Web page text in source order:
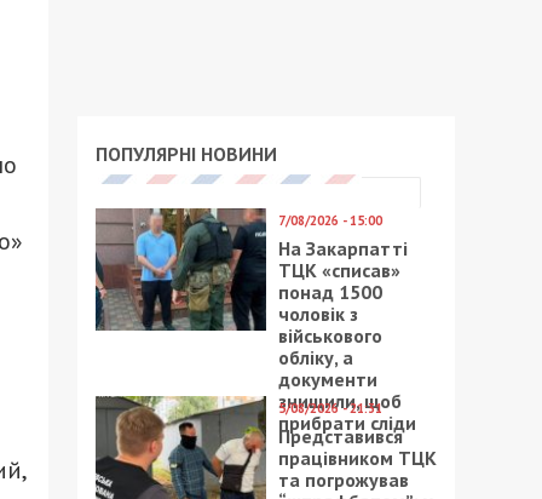
ПОПУЛЯРНІ НОВИНИ
7/08/2026 - 15:00
На Закарпатті
ТЦК «списав»
понад 1500
чоловік з
військового
обліку, а
документи
знищили, щоб
прибрати сліди
5/08/2026 - 21:31
Представився
працівником ТЦК
та погрожував